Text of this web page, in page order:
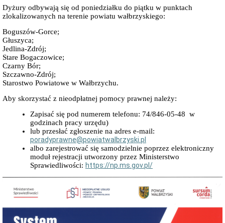
Burmistrza
Ogłoszenia
o
naborze
pracowników
Ogłoszenia,
obwieszczenia,
informacje
innych
Uchwała
Uchwała
województwa
dolnośląskiego
Fundusz
Szerokopasmowy
Konkurs
udzielenie
dotacji
celowej
Zamówienia
Dyżury odbywają się od poniedziałku do piątku w punktach
zlokalizowanych na terenie powiatu wałbrzyskiego:
Boguszów-Gorce;
Głuszyca;
Jedlina-Zdrój;
Stare Bogaczowice;
Czarny Bór;
Szczawno-Zdrój;
Starostwo Powiatowe w Wałbrzychu.
Aby skorzystać z nieodpłatnej pomocy prawnej należy:
Zapisać się pod numerem telefonu: 74/846-05-48 w
godzinach pracy urzędu)
lub przesłać zgłoszenie na adres e-mail:
poradyprawne@powiatwalbrzyski.pl
albo zarejestrować się samodzielnie poprzez elektroniczny
moduł rejestracji utworzony przez Ministerstwo
Sprawiedliwości: https://np.ms.gov.pl/